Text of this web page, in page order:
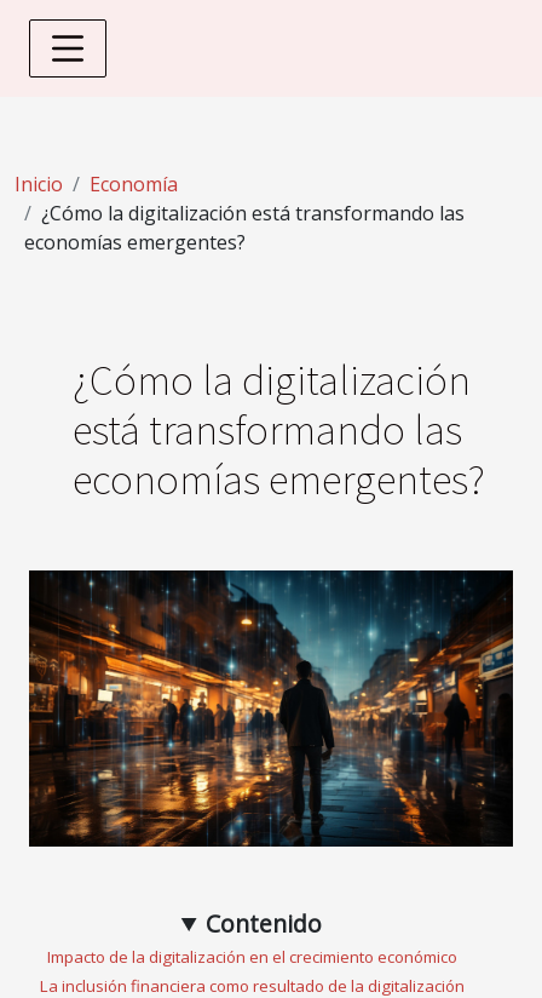
Inicio
Economía
¿Cómo la digitalización está transformando las
economías emergentes?
¿Cómo la digitalización
está transformando las
economías emergentes?
Contenido
Impacto de la digitalización en el crecimiento económico
La inclusión financiera como resultado de la digitalización